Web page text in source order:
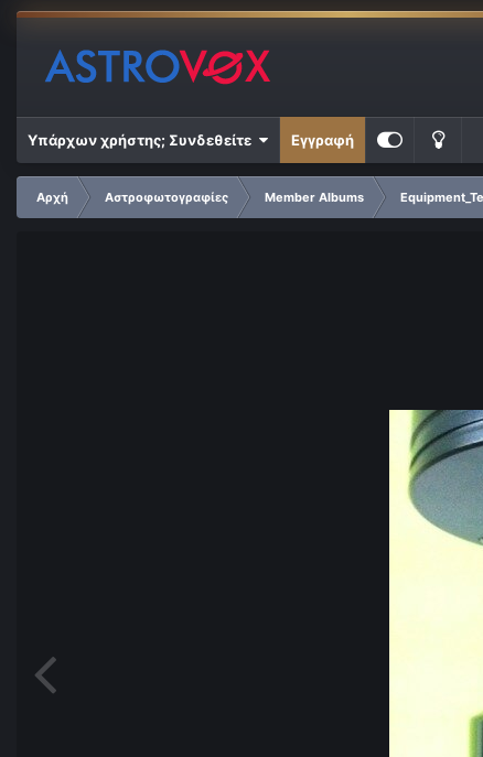
Υπάρχων χρήστης; Συνδεθείτε Εγγραφή
Αρχή Αστροφωτογραφίες Member Albums